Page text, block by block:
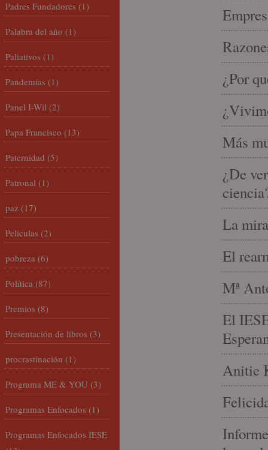
¿Por
Más
¿De
La
El
Mª
El
Anitie
Padres Fundadores (1)
Palabra del año (1)
Paliativos (1)
Pandemias (1)
Panel I-Wil (2)
Papa Francisco (13)
Paternidad (5)
Patronal (1)
paz (17)
Películas (2)
pobreza (6)
Política (87)
Premios (8)
Presentación de libros (3)
procrastinación (1)
Programa ME & YOU (3)
Programas Enfocados (1)
Programas Enfocados IESE